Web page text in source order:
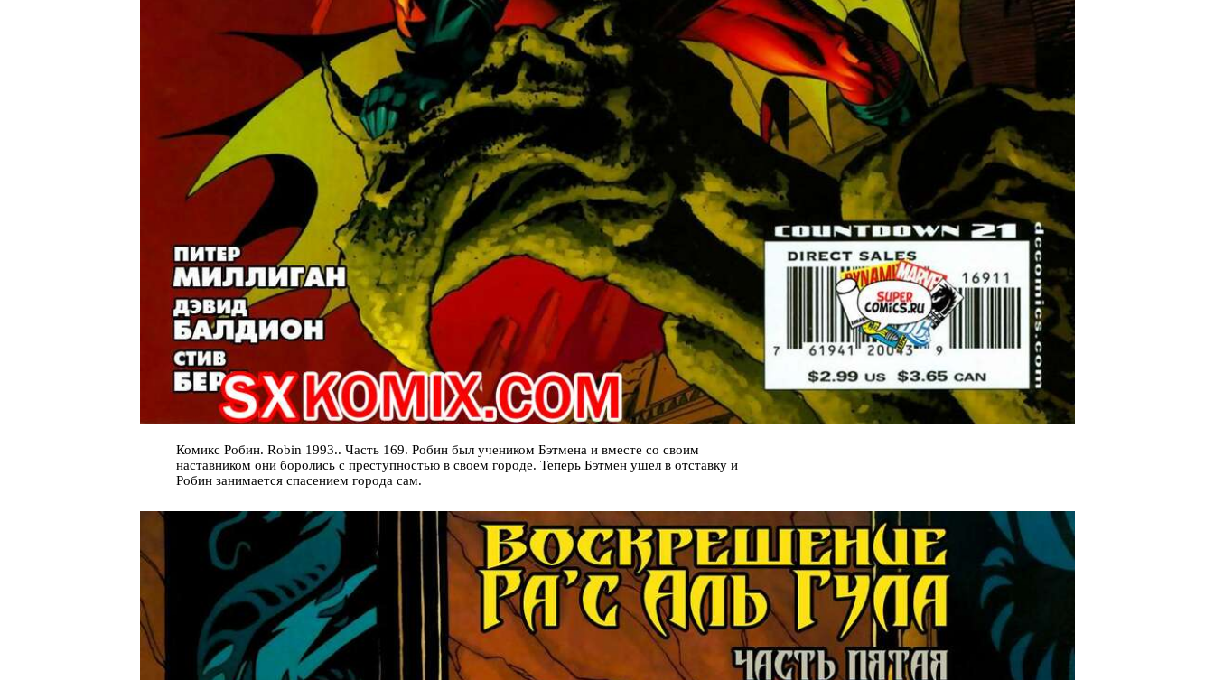
Комикс Робин. Robin 1993.. Часть 169. Робин был учеником Бэтмена и вместе со своим
наставником они боролись с преступностью в своем городе. Теперь Бэтмен ушел в отставку и
Робин занимается спасением города сам.